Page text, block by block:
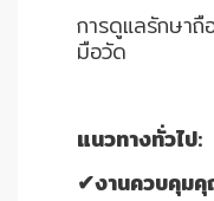
การดูแลรักษาถื
มือวัด
แนวทางทั่วไป:
✔งานควบคุม